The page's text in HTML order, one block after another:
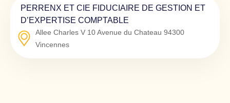
PERRENX ET CIE FIDUCIAIRE DE GESTION ET
D’EXPERTISE COMPTABLE
Allee Charles V 10 Avenue du Chateau 94300
Vincennes